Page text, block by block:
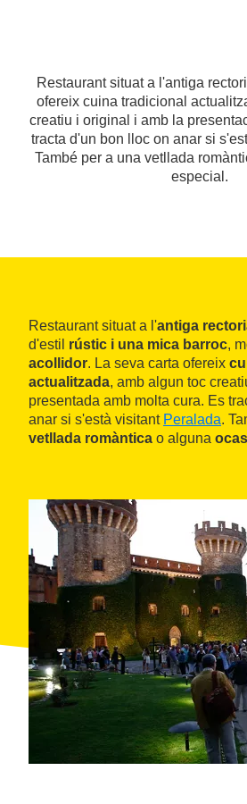
Restaurant situat a l'antiga
ofereix cuina tradicional
creatiu i original i amb la
tracta d'un bon lloc on anar si
També per a una vetllada
especial.
Restaurant situat a l'antiga
d'estil rústic i una mica barroc,
acollidor. La seva carta ofereix
actualitzada, amb algun toc
presentada amb molta cura. Es
anar si s'està visitant Peralada.
vetllada romàntica o alguna